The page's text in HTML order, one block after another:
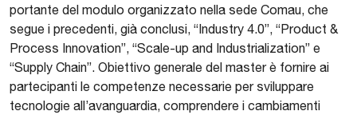
portante del modulo organizzato nella sede Comau, che
segue i precedenti, già conclusi, “Industry 4.0”, “Product &
Process Innovation”, “Scale-up and Industrialization” e
“Supply Chain”. Obiettivo generale del master è fornire ai
partecipanti le competenze necessarie per sviluppare
tecnologie all’avanguardia, comprendere i cambiamenti